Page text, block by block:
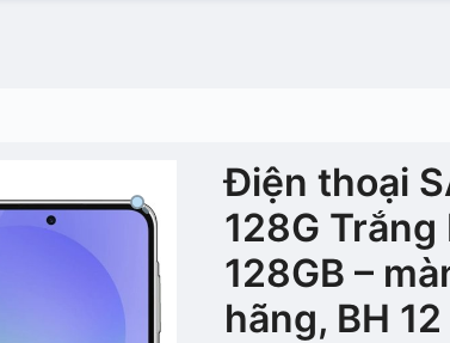
Điện thoại
128G
128GB –
hãng, BH